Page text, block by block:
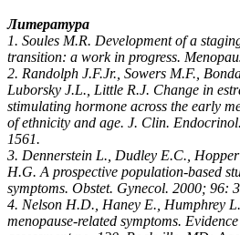
Литература
1. Soules M.R. Development of a
transition: a work in progress.
2. Randolph J.F.Jr., Sowers M.F.,
Luborsky J.L., Little R.J. Change in
stimulating hormone across the early
of ethnicity and age. J. Clin.
1561.
3. Dennerstein L., Dudley E.C.,
H.G. A prospective population-based
symptoms. Obstet. Gynecol. 2000; 96:
4. Nelson H.D., Haney E., Humphrey
menopause-related symptoms.